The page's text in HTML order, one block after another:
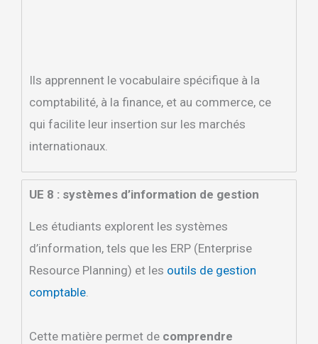
Ils apprennent le vocabulaire spécifique à la
comptabilité, à la finance, et au commerce, ce
qui facilite leur insertion sur les marchés
internationaux.
UE 8 : systèmes d’information de gestion
Les étudiants explorent les systèmes
d’information, tels que les ERP (Enterprise
Resource Planning) et les outils de gestion
comptable
Cette matière permet de comprendre